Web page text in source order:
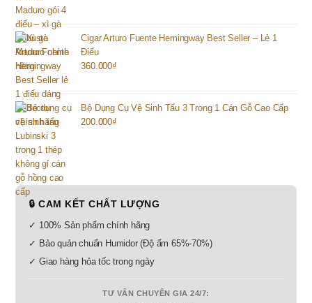
Cigar Arturo Fuente Hemingway Best Seller – Lẻ 1
Điếu
360.000₫
Bộ Dụng Cụ Vệ Sinh Tẩu 3 Trong 1 Cán Gỗ Cao Cấp
200.000₫
🔒 CAM KẾT CHẤT LƯỢNG
✓ 100% Sản phẩm chính hãng
✓ Bảo quản chuẩn Humidor (Độ ẩm 65%-70%)
✓ Giao hàng hỏa tốc trong ngày
TƯ VẤN CHUYÊN GIA 24/7: